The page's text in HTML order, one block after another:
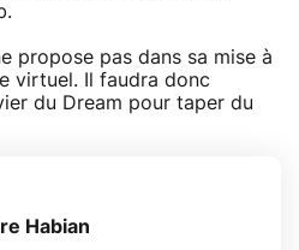
propose pas dans sa mise à
virtuel. Il faudra donc
du Dream pour taper du
Habian